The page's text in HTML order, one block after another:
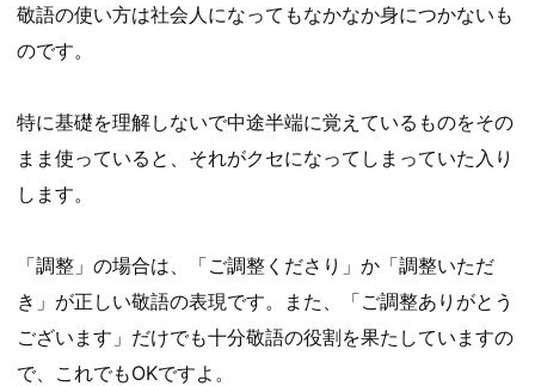
敬語の使い方は社会人になってもなかなか身につかないも
のです。
特に基礎を理解しないで中途半端に覚えているものをその
まま使っていると、それがクセになってしまっていた入り
します。
「調整」の場合は、「ご調整くださり」か「調整いただ
き」が正しい敬語の表現です。また、「ご調整ありがとう
ございます」だけでも十分敬語の役割を果たしていますの
で、これでもOKですよ。